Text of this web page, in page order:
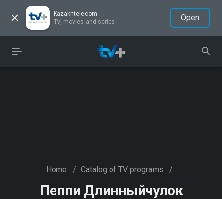
Kazakhtelecom
TV, movies and series
Open
Home / Catalog of TV programs /
Пеппи Длинныйчулок